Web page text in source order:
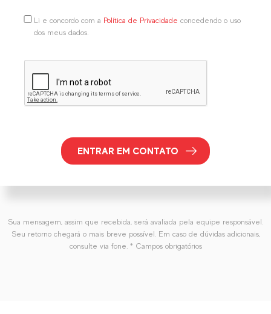
Li e concordo com a Política de Privacidade concedendo o uso
dos meus dados.
ENTRAR EM CONTATO
Sua mensagem, assim que recebida, será avaliada pela equipe responsável.
Seu retorno chegará o mais breve possível. Em caso de dúvidas adicionais,
consulte via fone. * Campos obrigatórios